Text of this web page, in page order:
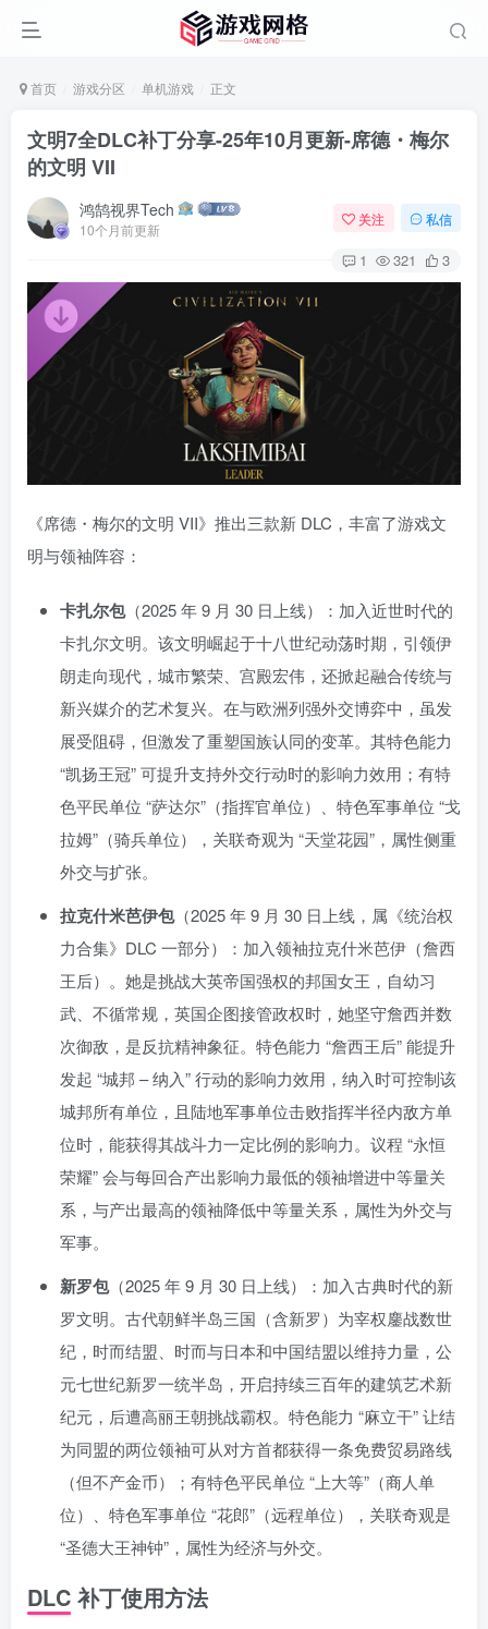
网络游戏
1676热度
问题求助
863热度
手机游戏
545热度
首页 游戏分区 单机游戏 正文
文明7全DLC补丁分享-25年10月更新-席德・梅尔
的文明 VII
鸿鹄视界Tech
10个月前更新
关注 私信
1 321 3
《席德・梅尔的文明 VII》推出三款新 DLC，丰富了游戏文
明与领袖阵容：
卡扎尔包（2025 年 9 月 30 日上线）：加入近世时代的
卡扎尔文明。该文明崛起于十八世纪动荡时期，引领伊
朗走向现代，城市繁荣、宫殿宏伟，还掀起融合传统与
新兴媒介的艺术复兴。在与欧洲列强外交博弈中，虽发
展受阻碍，但激发了重塑国族认同的变革。其特色能力
“凯扬王冠” 可提升支持外交行动时的影响力效用；有特
色平民单位 “萨达尔”（指挥官单位）、特色军事单位 “戈
拉姆”（骑兵单位），关联奇观为 “天堂花园”，属性侧重
外交与扩张。
拉克什米芭伊包（2025 年 9 月 30 日上线，属《统治权
力合集》DLC 一部分）：加入领袖拉克什米芭伊（詹西
王后）。她是挑战大英帝国强权的邦国女王，自幼习
武、不循常规，英国企图接管政权时，她坚守詹西并数
次御敌，是反抗精神象征。特色能力 “詹西王后” 能提升
发起 “城邦 – 纳入” 行动的影响力效用，纳入时可控制该
城邦所有单位，且陆地军事单位击败指挥半径内敌方单
位时，能获得其战斗力一定比例的影响力。议程 “永恒
荣耀” 会与每回合产出影响力最低的领袖增进中等量关
系，与产出最高的领袖降低中等量关系，属性为外交与
军事。
新罗包（2025 年 9 月 30 日上线）：加入古典时代的新
罗文明。古代朝鲜半岛三国（含新罗）为宰权鏖战数世
纪，时而结盟、时而与日本和中国结盟以维持力量，公
元七世纪新罗一统半岛，开启持续三百年的建筑艺术新
纪元，后遭高丽王朝挑战霸权。特色能力 “麻立干” 让结
为同盟的两位领袖可从对方首都获得一条免费贸易路线
（但不产金币）；有特色平民单位 “上大等”（商人单
位）、特色军事单位 “花郎”（远程单位），关联奇观是
“圣德大王神钟”，属性为经济与外交。
DLC 补丁使用方法